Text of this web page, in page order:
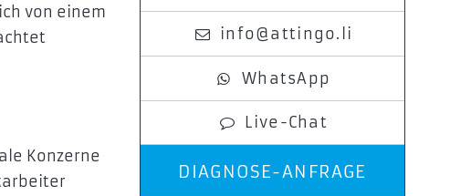
von einem
Konzerne
info@attingo.li
WhatsApp
Live-Chat
DIAGNOSE-ANFRAGE